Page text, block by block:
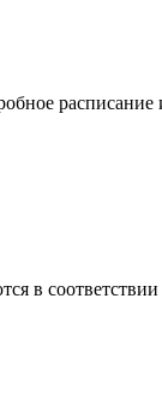
расписание
в